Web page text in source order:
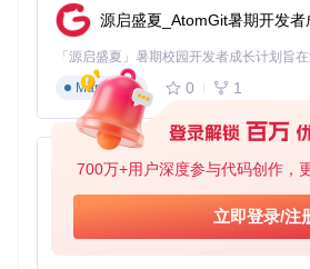
700万+用户深度参与代码创作，
立即登录/注
./quickemu --vm <配置文件名>
# 示例：启动Ubuntu虚拟机
启动过程中，Quickemu会自动完成：
硬件加速检测（KVM加速→像给虚
内存和CPU核心优化分配
网络连接建立
源启盛夏_AtomGit暑期开发者
Markdown
0 1
py-xiaozhi
Python
0 1